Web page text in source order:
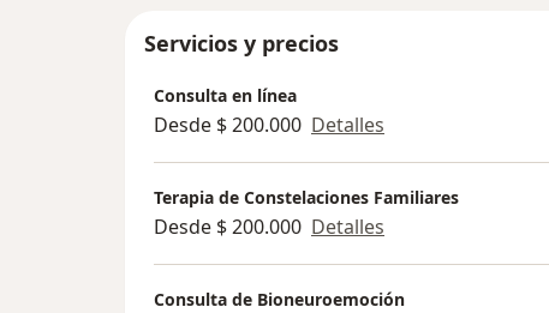
potencia tu crecimiento.
hacia la sanación.
Tiktok: dianismperez Instagram:
Servicios y precios
Consulta en línea
Desde $ 200.000 Detalles
Terapia de Constelaciones Familiares
Desde $ 200.000 Detalles
Consulta de Bioneuroemoción